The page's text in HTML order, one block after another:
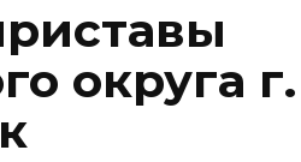
округа г.